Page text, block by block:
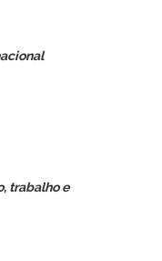
trabalho e